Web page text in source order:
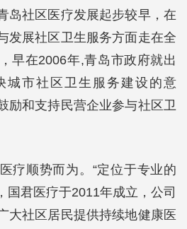
岛社区医疗发展起步较早，在
发展社区卫生服务方面走在全
早在2006年,青岛市政府就出
城市社区卫生服务建设的意
励和支持民营企业参与社区卫
疗顺势而为。“定位于专业的
国君医疗于2011年成立，公司
大社区居民提供持续地健康医